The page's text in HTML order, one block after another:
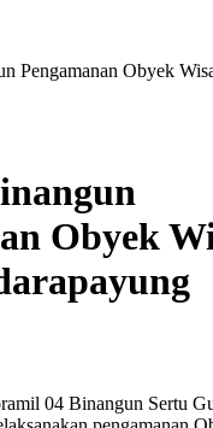
Pengamanan Obyek
Obyek
04 Binangun Sertu